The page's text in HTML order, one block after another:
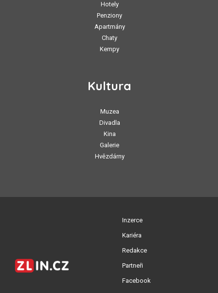
Hotely
Penziony
Apartmány
Chaty
Kempy
Kultura
Muzea
Divadla
Kina
Galerie
Hvězdárny
Inzerce
Kariéra
Redakce
Partneři
Facebook